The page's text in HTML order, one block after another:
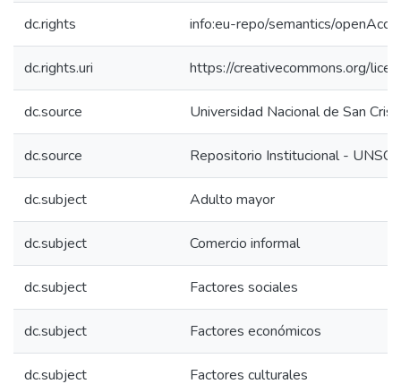
dc.rights info:eu-repo/semantics/
dc.rights.uri https://creativecommons.org/
dc.source Universidad Nacional de San
dc.source Repositorio Institucional -
dc.subject Adulto mayor
dc.subject Comercio informal
dc.subject Factores sociales
dc.subject Factores económicos
dc.subject Factores culturales